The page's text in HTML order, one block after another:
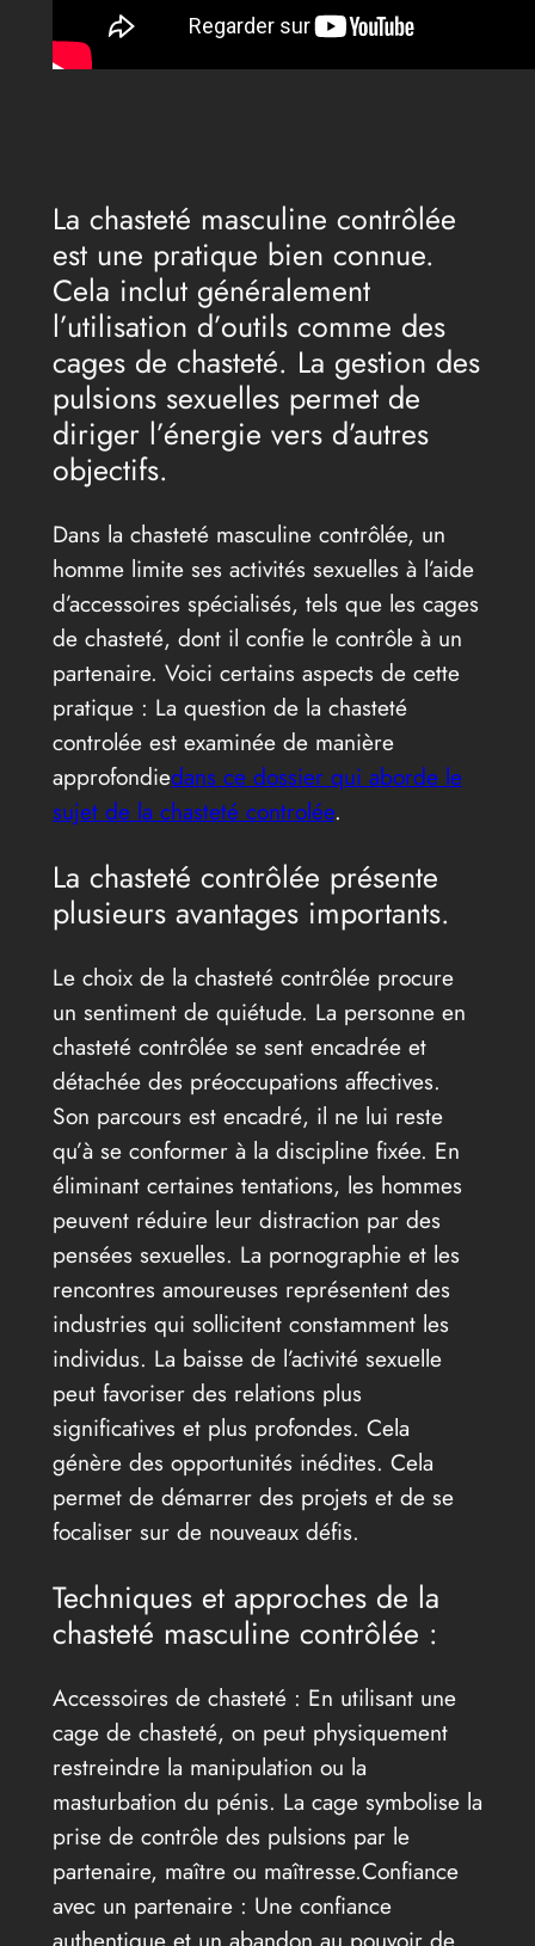
La chasteté masculine contrôlée
est une pratique bien connue.
Cela inclut généralement
l’utilisation d’outils comme des
cages de chasteté. La gestion des
pulsions sexuelles permet de
diriger l’énergie vers d’autres
objectifs.
Dans la chasteté masculine contrôlée, un
homme limite ses activités sexuelles à l’aide
d’accessoires spécialisés, tels que les cages
de chasteté, dont il confie le contrôle à un
partenaire. Voici certains aspects de cette
pratique : La question de la chasteté
controlée est examinée de manière
approfondiedans ce dossier qui aborde le
sujet de la chasteté controlée.
La chasteté contrôlée présente
plusieurs avantages importants.
Le choix de la chasteté contrôlée procure
un sentiment de quiétude. La personne en
chasteté contrôlée se sent encadrée et
détachée des préoccupations affectives.
Son parcours est encadré, il ne lui reste
qu’à se conformer à la discipline fixée. En
éliminant certaines tentations, les hommes
peuvent réduire leur distraction par des
pensées sexuelles. La pornographie et les
rencontres amoureuses représentent des
industries qui sollicitent constamment les
individus. La baisse de l’activité sexuelle
peut favoriser des relations plus
significatives et plus profondes. Cela
génère des opportunités inédites. Cela
permet de démarrer des projets et de se
focaliser sur de nouveaux défis.
Techniques et approches de la
chasteté masculine contrôlée :
Accessoires de chasteté : En utilisant une
cage de chasteté, on peut physiquement
restreindre la manipulation ou la
masturbation du pénis. La cage symbolise la
prise de contrôle des pulsions par le
partenaire, maître ou maîtresse.Confiance
avec un partenaire : Une confiance